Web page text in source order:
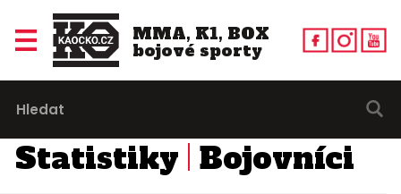
MMA, K1, BOX
bojové sporty
Statistiky Bojovníci